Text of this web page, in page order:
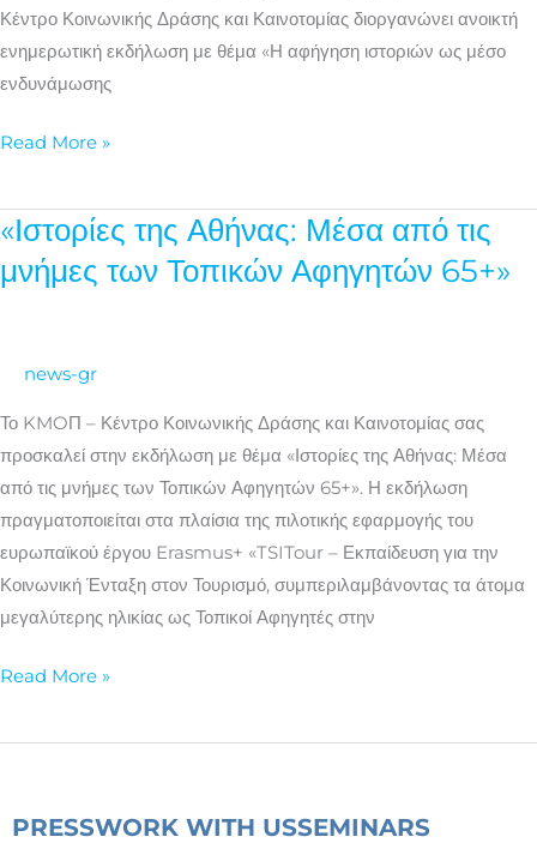
Κέντρο Κοινωνικής Δράσης και Καινοτομίας διοργανώνει ανοικτή
ενημερωτική εκδήλωση με θέμα «Η αφήγηση ιστοριών ως μέσο
ενδυνάμωσης
Read More »
«Ιστορίες της Αθήνας: Μέσα από τις
μνήμες των Τοπικών Αφηγητών 65+»
news-gr
Το KMOΠ – Κέντρο Κοινωνικής Δράσης και Καινοτομίας σας
προσκαλεί στην εκδήλωση με θέμα «Ιστορίες της Αθήνας: Μέσα
από τις μνήμες των Τοπικών Αφηγητών 65+». Η εκδήλωση
πραγματοποιείται στα πλαίσια της πιλοτικής εφαρμογής του
ευρωπαϊκού έργου Erasmus+ «TSITour – Εκπαίδευση για την
Κοινωνική Ένταξη στον Τουρισμό, συμπεριλαμβάνοντας τα άτομα
μεγαλύτερης ηλικίας ως Τοπικοί Αφηγητές στην
«Ιστορίες
Αθήνας:
μνήμες
των
Τοπικών
Αφηγητών
65+»
Read More »
PRESSWORK WITH USSEMINARS